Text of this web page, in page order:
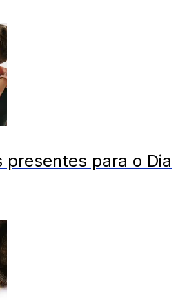
presentes para o Dia